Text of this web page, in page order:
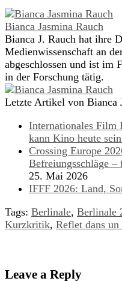
Bianca Jasmina Rauch
Bianca J. Rauch hat ihre
Medienwissenschaft an
abgeschlossen und ist im
in der Forschung tätig.
Letzte Artikel von Bianca
Internationales Film
kann Kino heute
Crossing Europe
Befreiungsschläge
25. Mai 2026
IFFF 2026: Land,
Tags: Berlinale, Berlinale
Kurzkritik, Reflet dans
Leave a Reply